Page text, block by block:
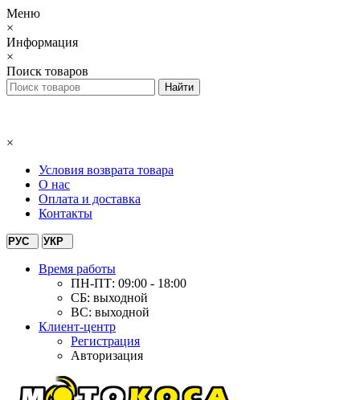
Меню
×
Информация
×
Поиск товаров
×
Условия возврата товара
О нас
Оплата и доставка
Контакты
РУС УКР
Время работы
ПН-ПТ: 09:00 - 18:00
СБ: выходной
ВС: выходной
Клиент-центр
Регистрация
Авторизация